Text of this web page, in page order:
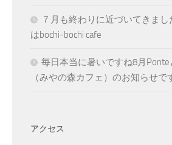
７月も終わりに近づいてきまし
はbochi-bochi cafe
毎日本当に暑いですね8月Ponte
（みやの森カフェ）のお知らせで
アクセス